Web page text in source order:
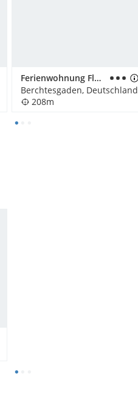
Ferienwohnung Fluchthäusl
Berchtesgaden, Deutschland
208m